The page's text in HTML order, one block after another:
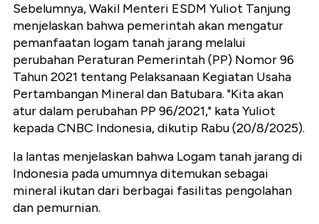
Sebelumnya, Wakil Menteri ESDM Yuliot Tanjung
menjelaskan bahwa pemerintah akan mengatur
pemanfaatan logam tanah jarang melalui
perubahan Peraturan Pemerintah (PP) Nomor 96
Tahun 2021 tentang Pelaksanaan Kegiatan Usaha
Pertambangan Mineral dan Batubara. "Kita akan
atur dalam perubahan PP 96/2021," kata Yuliot
kepada CNBC Indonesia, dikutip Rabu (20/8/2025).
Ia lantas menjelaskan bahwa Logam tanah jarang di
Indonesia pada umumnya ditemukan sebagai
mineral ikutan dari berbagai fasilitas pengolahan
dan pemurnian.